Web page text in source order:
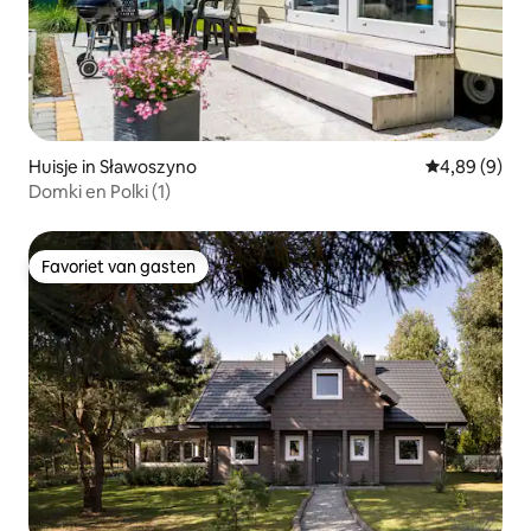
Huisje in Sławoszyno Gemiddelde
4,89 (9)
Domki en Polki (1)
Favoriet van gasten
Favoriet van gasten